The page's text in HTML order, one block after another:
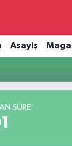
Asayiş
SÜRE